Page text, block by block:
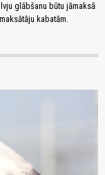
glābšanu būtu jāmaksā
kabatām.